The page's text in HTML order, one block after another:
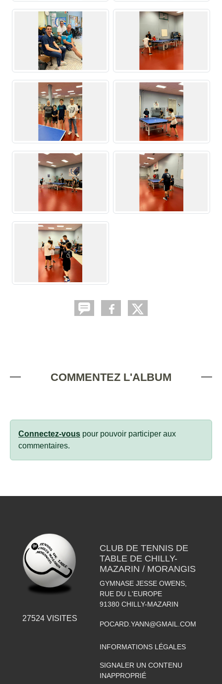
COMMENTEZ L'ALBUM
Connectez-vous pour pouvoir participer aux
commentaires.
27524VISITES
CLUB DE TENNIS DE
TABLE DE CHILLY-
MAZARIN / MORANGIS
GYMNASE JESSE OWENS,
RUE DU L'EUROPE
91380 CHILLY-MAZARIN
POCARD.YANN@GMAIL.COM
INFORMATIONS LÉGALES
SIGNALER UN CONTENU
INAPPROPRIÉ